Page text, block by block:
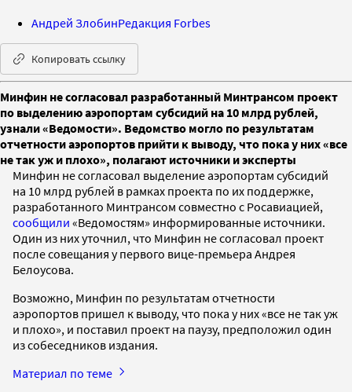
Андрей ЗлобинРедакция Forbes
Копировать ссылку
Минфин не согласовал разработанный Минтрансом проект
по выделению аэропортам субсидий на 10 млрд рублей,
узнали «Ведомости». Ведомство могло по результатам
отчетности аэропортов прийти к выводу, что пока у них «все
не так уж и плохо», полагают источники и эксперты
Минфин не согласовал выделение аэропортам субсидий
на 10 млрд рублей в рамках проекта по их поддержке,
разработанного Минтрансом совместно с Росавиацией,
сообщили «Ведомостям» информированные источники.
Один из них уточнил, что Минфин не согласовал проект
после совещания у первого вице-премьера Андрея
Белоусова.
Возможно, Минфин по результатам отчетности
аэропортов пришел к выводу, что пока у них «все не так уж
и плохо», и поставил проект на паузу, предположил один
из собеседников издания.
Материал по теме